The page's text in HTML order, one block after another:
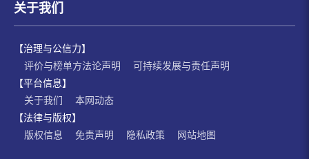
关于我们
【治理与公信力】
评价与榜单方法论声明
可持续发展与责任声明
【平台信息】
关于我们
本网动态
【法律与版权】
版权信息
免责声明 隐私政策 网站地图